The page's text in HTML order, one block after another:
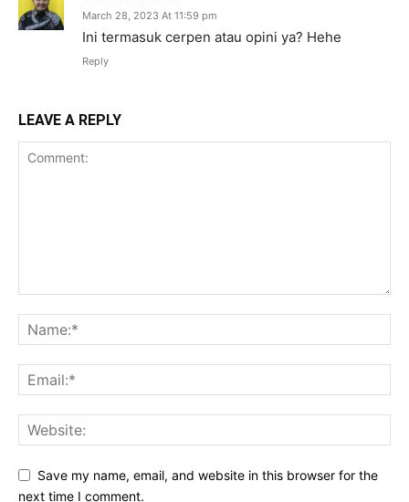
March 28, 2023 At 11:59 pm
Ini termasuk cerpen atau opini ya? Hehe
Reply
LEAVE A REPLY
Save my name, email, and website in this browser for the
next time I comment.